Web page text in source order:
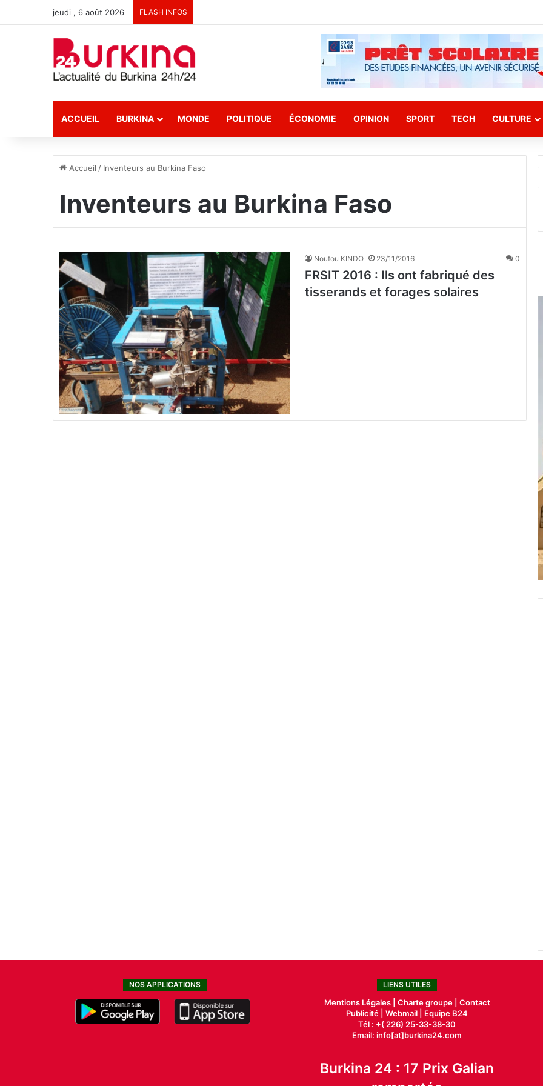
jeudi , 6 août 2026 FLASH INFOS
ACCUEIL BURKINA MONDE POLITIQUE ÉCONOMIE OPINION SPORT TECH CULTURE
Accueil / Inventeurs au Burkina Faso
Inventeurs au Burkina Faso
Noufou KINDO 23/11/2016 0
FRSIT 2016 : Ils ont fabriqué des
tisserands et forages solaires
NOS APPLICATIONS LIENS UTILES
Mentions Légales | Charte groupe | Contact
Publicité |Webmail |
Equipe B24
Tél : +( 226) 25-33-38-30
Email: info[at]burkina24.com
Burkina 24 : 17 Prix Galian